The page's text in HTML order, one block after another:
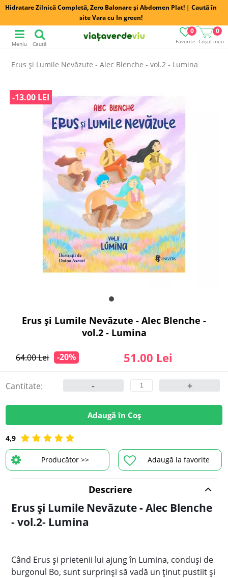
Hidratare Zilnică Completă, Zero Balonare și Abdomen Plat! | Caută în
site Vara cu In green!
Favorite
0
Coșul meu
0
Meniu Caută
Erus și Lumile Nevăzute - Alec Blenche - vol.2 - Lumina
4,9
Adaugă la favorite
Producător >>
-13.00 LEI
Erus și Lumile Nevăzute - Alec Blenche -
vol.2 - Lumina
64.00 Lei -20% 51.00 Lei
Cantitate: - +
Adaugă în Coș
Descriere
Erus și Lumile Nevăzute - Alec Blenche
- vol.2- Lumina
Când Erus și prietenii lui ajung în Lumina, conduși de
burgonul Bo, sunt surprinși să vadă un ținut pustiit și